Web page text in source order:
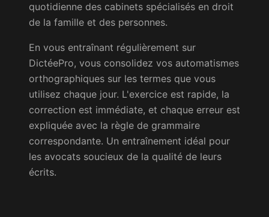
quotidienne des cabinets spécialisés en droit
de la famille et des personnes.
En vous entraînant régulièrement sur
DictéePro, vous consolidez vos automatismes
orthographiques sur les termes que vous
utilisez chaque jour. L'exercice est rapide, la
correction est immédiate, et chaque erreur est
expliquée avec la règle de grammaire
correspondante. Un entraînement idéal pour
les avocats soucieux de la qualité de leurs
écrits.